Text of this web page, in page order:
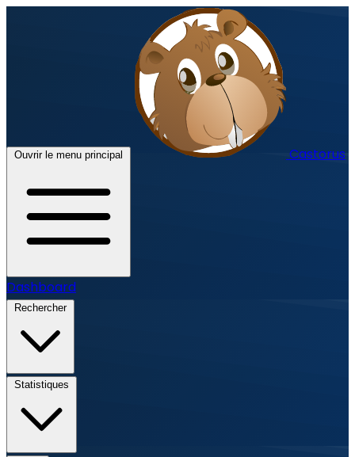
Ouvrir le menu principal Castorus
Dashboard
Rechercher
Statistiques